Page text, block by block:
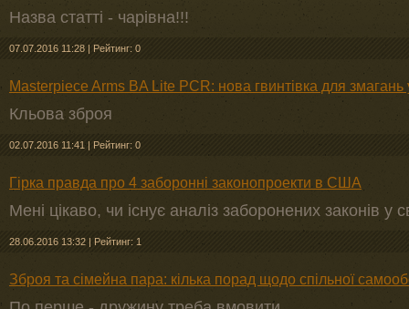
Назва статті - чарівна!!!
07.07.2016 11:28 | Рейтинг: 0
Masterpiece Arms BA Lite PCR: нова гвинтівка для змагань
Кльова зброя
02.07.2016 11:41 | Рейтинг: 0
Гірка правда про 4 заборонні законопроекти в США
Мені цікаво, чи існує аналіз заборонених законів у
28.06.2016 13:32 | Рейтинг: 1
Зброя та сімейна пара: кілька порад щодо спільної